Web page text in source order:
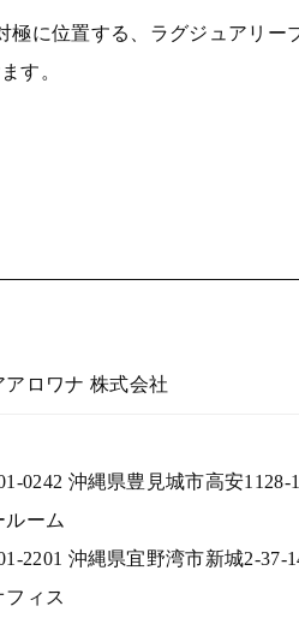
極に位置する、ラグジュアリー
す。
アロワナ 株式会社
0242 沖縄県豊見城市高安1128-1
ルーム
2201 沖縄県宜野湾市新城2-37-
フィス